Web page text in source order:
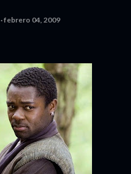
febrero 04, 2009